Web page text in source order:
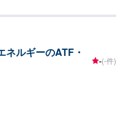
ネルギーのATF・
-(-件)